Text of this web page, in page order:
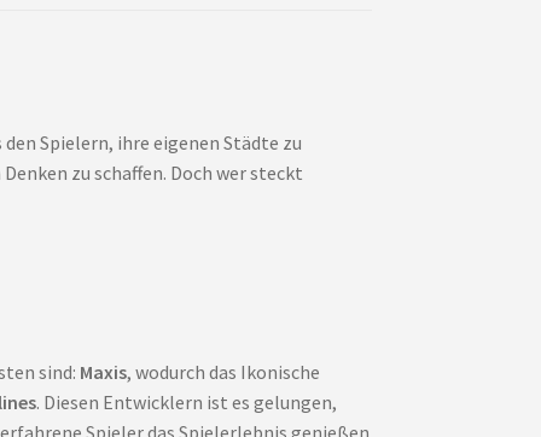
Spielern, ihre eigenen Städte zu
zu schaffen. Doch wer steckt
sind: Maxis, wodurch das Ikonische
. Diesen Entwicklern ist es gelungen,
Spieler das Spielerlebnis genießen